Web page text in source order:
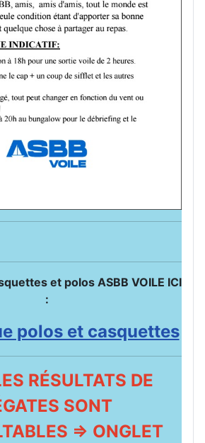
et polos ASBB VOILE ICI
:
polos et casquettes
RÉSULTATS DE
SONT
=> ONGLET